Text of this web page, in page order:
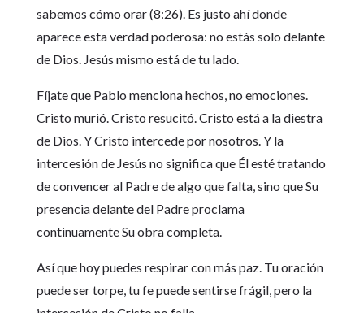
sabemos cómo orar (8:26). Es justo ahí donde
aparece esta verdad poderosa: no estás solo delante
de Dios. Jesús mismo está de tu lado.
Fíjate que Pablo menciona hechos, no emociones.
Cristo murió. Cristo resucitó. Cristo está a la diestra
de Dios. Y Cristo intercede por nosotros. Y la
intercesión de Jesús no significa que Él esté tratando
de convencer al Padre de algo que falta, sino que Su
presencia delante del Padre proclama
continuamente Su obra completa.
Así que hoy puedes respirar con más paz. Tu oración
puede ser torpe, tu fe puede sentirse frágil, pero la